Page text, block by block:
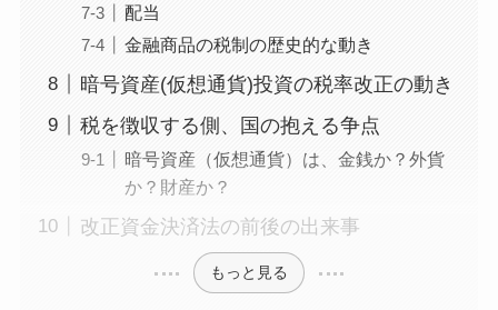
配当
金融商品の税制の歴史的な動き
暗号資産(仮想通貨)投資の税率改正の動き
税を徴収する側、国の抱える争点
暗号資産（仮想通貨）は、金銭か？外貨
か？財産か？
改正資金決済法の前後の出来事
もっと見る